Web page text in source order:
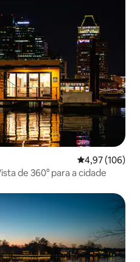
4,97 de uma
4,97 (106)
de 360° para a cidade